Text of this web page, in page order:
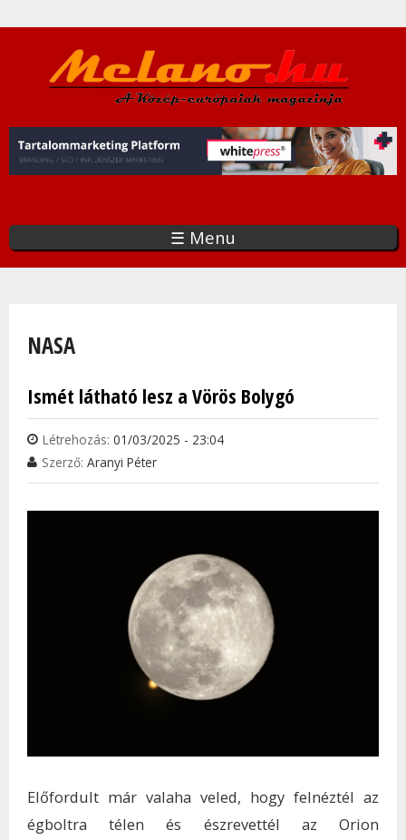
a
tartalomra
☰ Menu
NASA
Ismét látható lesz a Vörös Bolygó
Létrehozás: 01/03/2025 - 23:04
Szerző: Aranyi Péter
Előfordult már valaha veled, hogy felnéztél az
égboltra télen és észrevettél az Orion